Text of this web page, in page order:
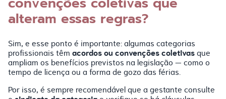
alteram essas regras?
Sim, e esse ponto é importante: algumas categorias
profissionais têmacordos ou convenções coletivasque
ampliam os benefícios previstos na legislação — como o
tempo de licença ou a forma de gozo das férias.
Por isso, é sempre recomendável que a gestante consulte